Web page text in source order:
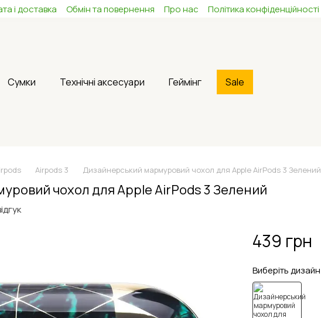
і доставка Обмін та повернення Про нас Політика конфіденційності
Сумки Технічні аксесуари Геймінг Sale
Airpods 3 Дизайнерський мармуровий чохол для Apple AirPods 3 Зелений
чохол для Apple AirPods 3 Зелений
439 грн
Виберіть дизайн